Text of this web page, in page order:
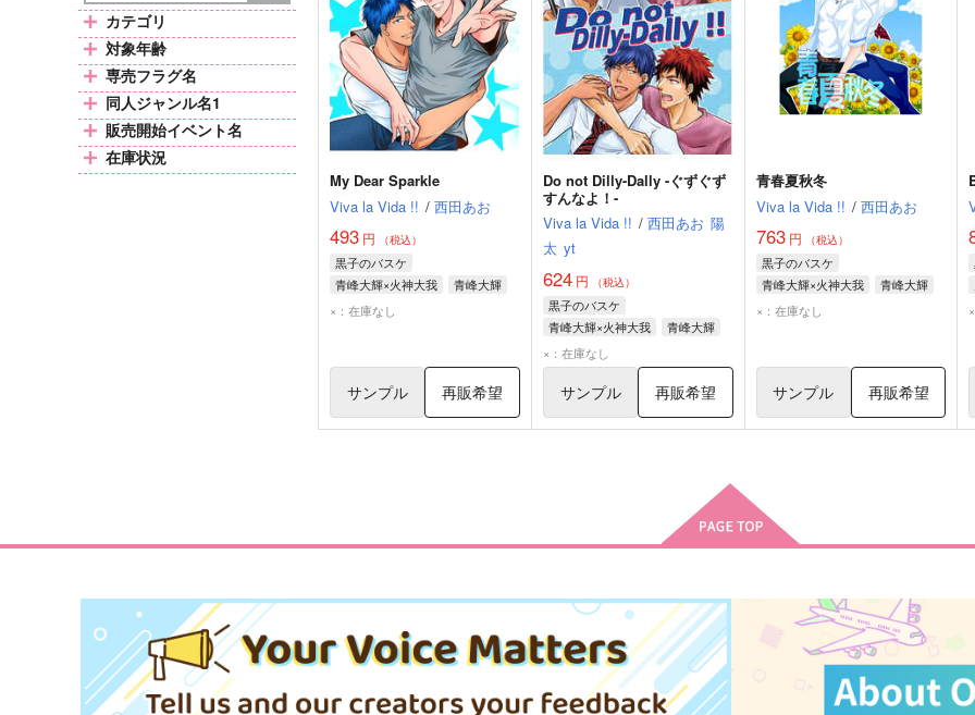
カテゴリ
対象年齢
専売フラグ名
同人ジャンル名1
販売開始イベント名
在庫状況
My Dear Sparkle
Viva la Vida !! / 西田あお
493 円 （税込）
黒子のバスケ
青峰大輝×火神大我
青峰大輝
火神大我
×：在庫なし
サンプル 再販希望
Do not Dilly-Dally -ぐずぐず
すんなよ！-
Viva la Vida !! / 西田あお 陽
太 yt
624円 （税込）
黒子のバスケ
青峰大輝×火神大我
青峰大輝
火神大我
×：在庫なし
サンプル 再販希望
青春夏秋冬
Viva la Vida !! / 西田あお
763円 （税込）
黒子のバスケ
青峰大輝×火神大我
青峰大輝
火神大我
×：在庫なし
サンプル 再販希望